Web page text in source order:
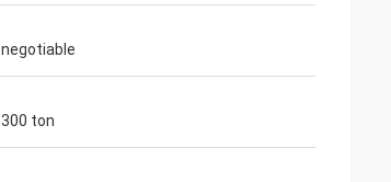
negotiable
300 ton